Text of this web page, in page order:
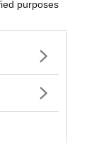
purposes